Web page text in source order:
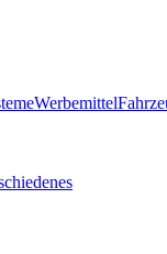
Werbemittel